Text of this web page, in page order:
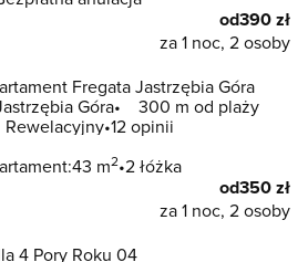
od390 zł
za 1 noc, 2 osoby
Fregata Jastrzębia Góra
Góra
300 m od plaży
Rewelacyjny 12 opinii
43 m2 2 łóżka
od350 zł
za 1 noc, 2 osoby
4 Pory Roku 04